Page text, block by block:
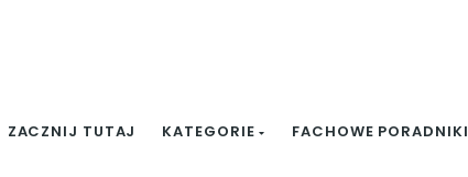
ZACZNIJ TUTAJ KATEGORIE FACHOWE PORADNIKI